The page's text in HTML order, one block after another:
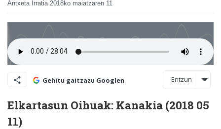
Antxeta Irratia 2018ko maiatzaren 11
Gehitu gaitzazu Googlen Entzun
Elkartasun Oihuak: Kanakia (2018 05
11)